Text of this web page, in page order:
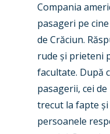
Compania
pasageri pe
de Crăciun.
rude și prieteni
facultate. După
pasagerii, cei
trecut la fapte
persoanele